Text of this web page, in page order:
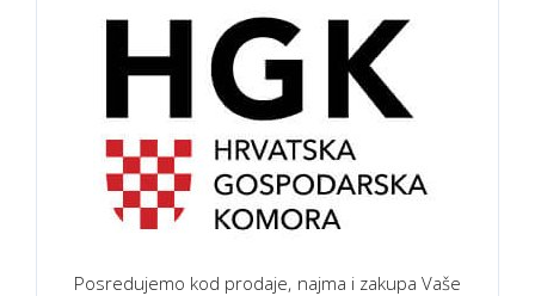
Posredujemo kod prodaje, najma i zakupa Vaše